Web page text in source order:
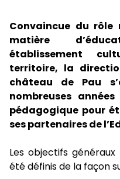
Convaincue du
matière
établissement
territoire, la
château de Pau
nombreuses
pédagogique pour
ses partenaires de
Les objectifs
été définis de la façon